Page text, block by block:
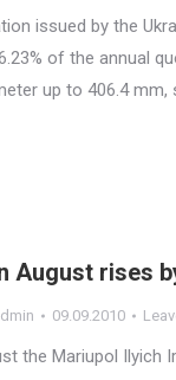
issued by the
of the annual
up to 406.4 mm,
August rises
09.09.2010
the Mariupol Ilyich